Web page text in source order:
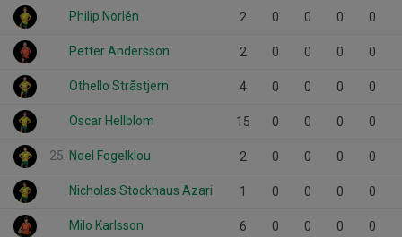
Philip Norlén 2 0 0 0 0
Petter Andersson 2 0 0 0 0
Othello Stråstjern 4 0 0 0 0
Oscar Hellblom 15 0 0 0 0
25 Noel Fogelklou 2 0 0 0 0
Nicholas Stockhaus Azari 1 0 0 0 0
Milo Karlsson 6 0 0 0 0